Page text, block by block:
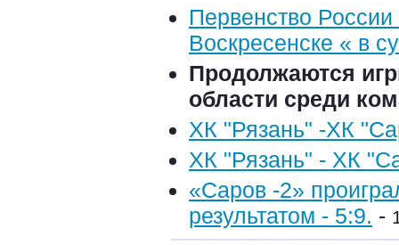
Первенство
Воскресенске « в
Продолжаются
области среди
ХК "Рязань" -ХК
ХК "Рязань" - ХК
«Саров -2»
результатом - 5:9. -